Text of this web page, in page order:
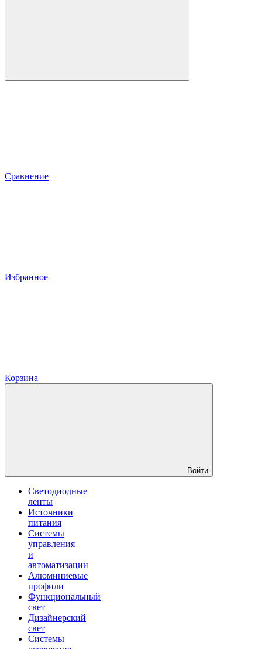
Сравнение
Избранное
Корзина
Войти
Светодиодные
ленты
Источники
питания
Системы
управления
и
автоматизации
Алюминиевые
профили
Функциональный
свет
Дизайнерский
свет
Системы